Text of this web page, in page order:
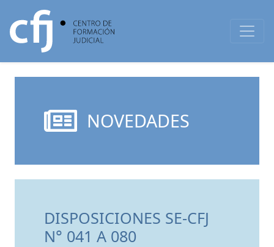
NOVEDADES
DISPOSICIONES SE-CFJ
N° 041 A 080